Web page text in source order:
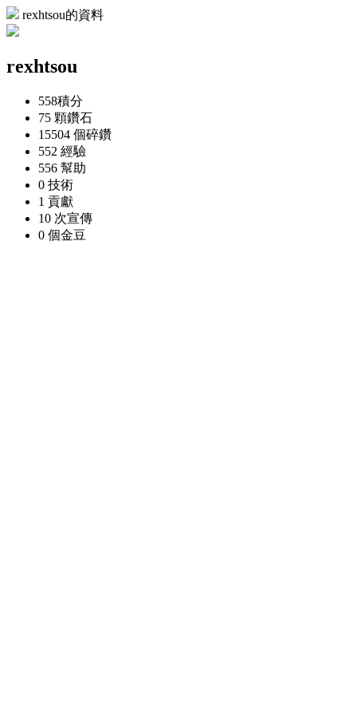
rexhtsou的資料
rexhtsou
558積分
75 顆鑽石
15504 個碎鑽
552 經驗
556 幫助
0 技術
1 貢獻
10 次宣傳
0 個金豆